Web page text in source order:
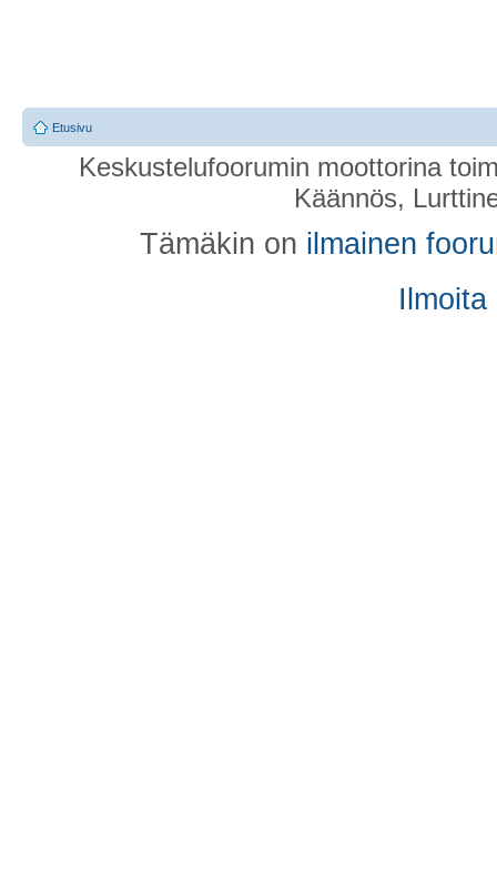
Etusivu
Keskustelufoorumin moottorina
Käännös,
Tämäkin on ilmainen